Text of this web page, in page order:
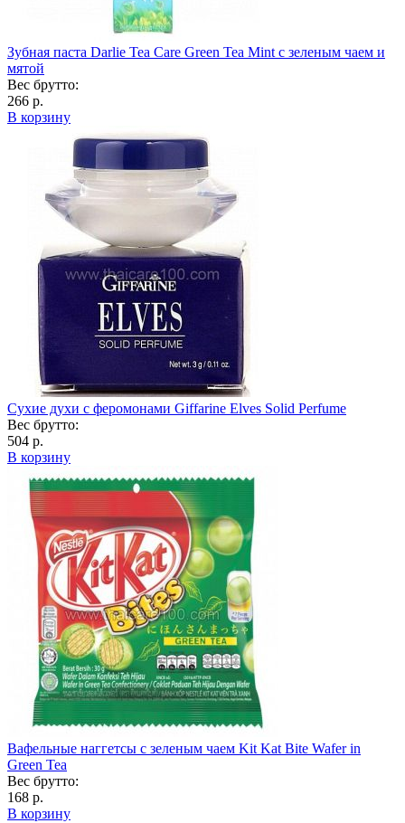
Зубная паста Darlie Tea Care Green Tea Mint с зеленым чаем и
мятой
Вес брутто:
266 р.
В корзину
Сухие духи с феромонами Giffarine Elves Solid Perfume
Вес брутто:
504 р.
В корзину
Вафельные наггетсы с зеленым чаем Kit Kat Bite Wafer in
Green Tea
Вес брутто:
168 р.
В корзину